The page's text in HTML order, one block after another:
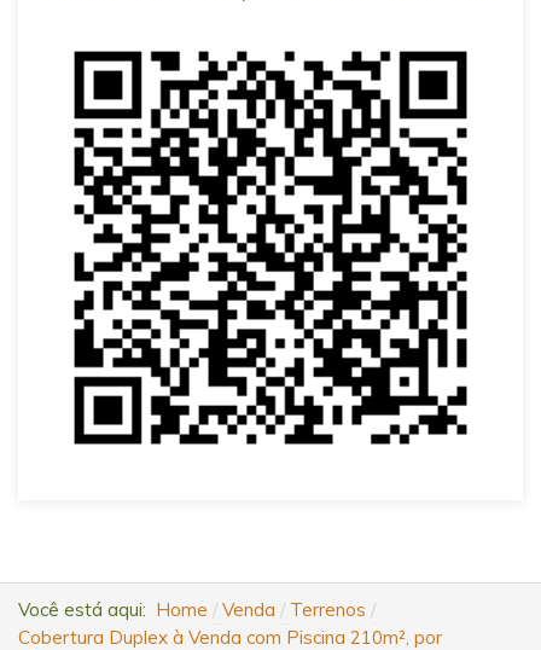
Você está aqui: Home Venda
Terrenos
Cobertura Duplex à Venda com Piscina 210m², por